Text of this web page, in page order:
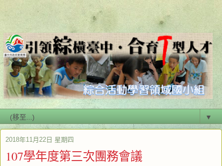
▼
2018年11月22日 星期四
107學年度第三次團務會議